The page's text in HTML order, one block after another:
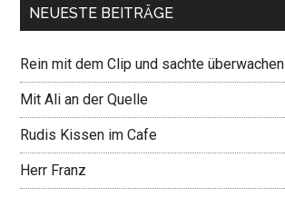
NEUESTE BEITRÄGE
Rein mit dem Clip und sachte überwachen
Mit Ali an der Quelle
Rudis Kissen im Cafe
Herr Franz